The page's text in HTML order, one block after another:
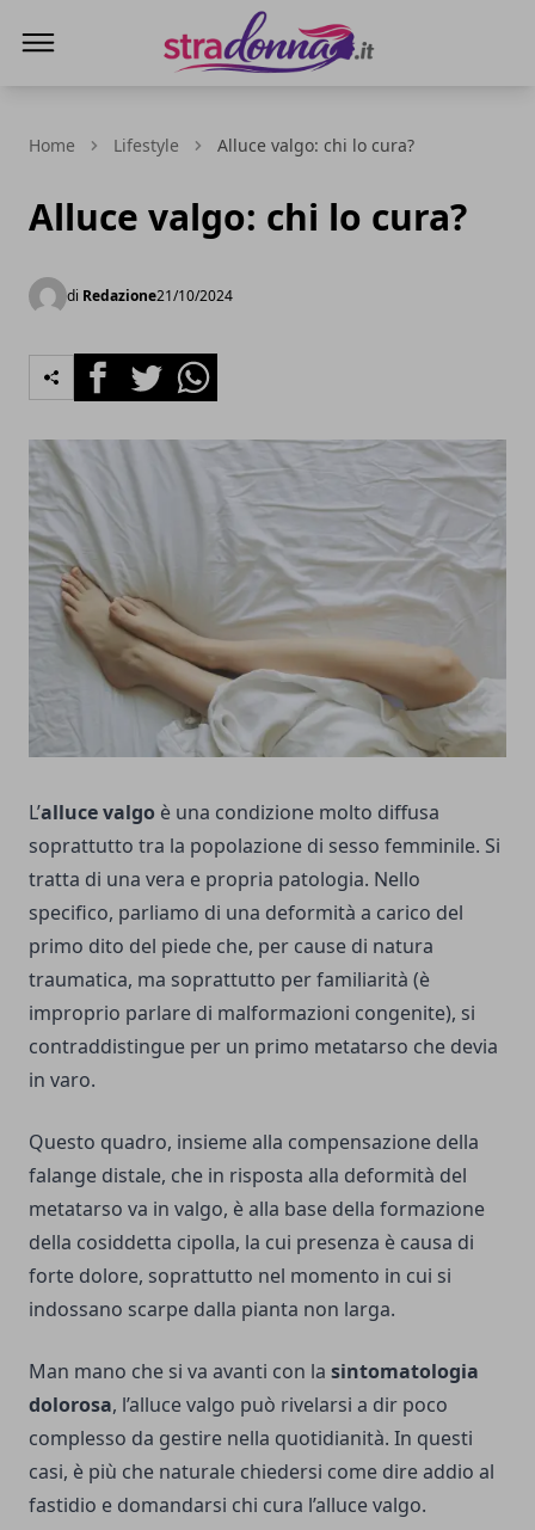
Home Lifestyle Alluce valgo: chi lo cura?
Alluce valgo: chi lo cura?
di Redazione21/10/2024
FacebookTwitterWhatsapp
L’alluce valgo è una condizione molto diffusa
soprattutto tra la popolazione di sesso femminile. Si
tratta di una vera e propria patologia. Nello
specifico, parliamo di una deformità a carico del
primo dito del piede che, per cause di natura
traumatica, ma soprattutto per familiarità (è
improprio parlare di malformazioni congenite), si
contraddistingue per un primo metatarso che devia
in varo.
Questo quadro, insieme alla compensazione della
falange distale, che in risposta alla deformità del
metatarso va in valgo, è alla base della formazione
della cosiddetta cipolla, la cui presenza è causa di
forte dolore, soprattutto nel momento in cui si
indossano scarpe dalla pianta non larga.
Man mano che si va avanti con la sintomatologia
dolorosa, l’alluce valgo può rivelarsi a dir poco
complesso da gestire nella quotidianità. In questi
casi, è più che naturale chiedersi come dire addio al
fastidio e domandarsi chi cura l’alluce valgo.